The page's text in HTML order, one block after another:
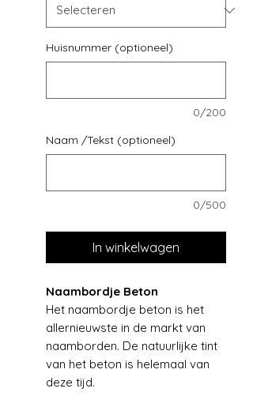
Huisnummer (optioneel)
0/200
Naam /Tekst (optioneel)
0/500
In winkelwagen
Naambordje Beton
Het naambordje beton is het
allernieuwste in de markt van
naamborden. De natuurlijke tint
van het beton is helemaal van
deze tijd.